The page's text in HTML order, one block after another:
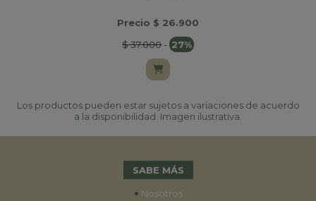
Precio $ 26.900
$ 37.000- 27%
Los productos pueden estar sujetos a variaciones de acuerdo
a la disponibilidad. Imagen ilustrativa.
SABE MÁS
• Nosotros